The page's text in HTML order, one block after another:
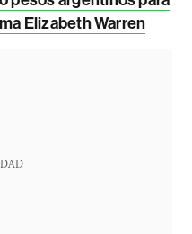
Elizabeth Warren